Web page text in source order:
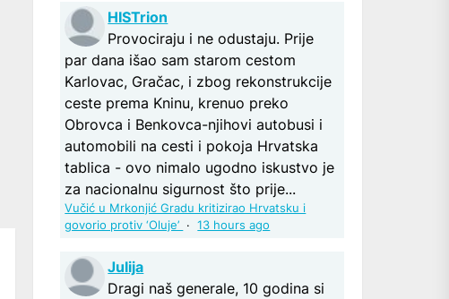
HISTrion
Provociraju i ne odustaju. Prije
par dana išao sam starom cestom
Karlovac, Gračac, i zbog rekonstrukcije
ceste prema Kninu, krenuo preko
Obrovca i Benkovca-njihovi autobusi i
automobili na cesti i pokoja Hrvatska
tablica - ovo nimalo ugodno iskustvo je
za nacionalnu sigurnost što prije...
Vučić u Mrkonjić Gradu kritizirao Hrvatsku i
govorio protiv ‘Oluje’ ·13 hours ago
Julija
Dragi naš generale, 10 godina si